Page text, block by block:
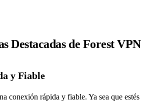
Destacadas de Forest VPN
y Fiable
conexión rápida y fiable. Ya sea que estés